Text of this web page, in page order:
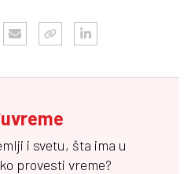
i svetu, šta ima u
provesti vreme?